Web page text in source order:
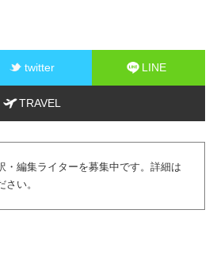
twitter LINE
TRAVEL
・編集ライターを募集中です。詳細は
さい。